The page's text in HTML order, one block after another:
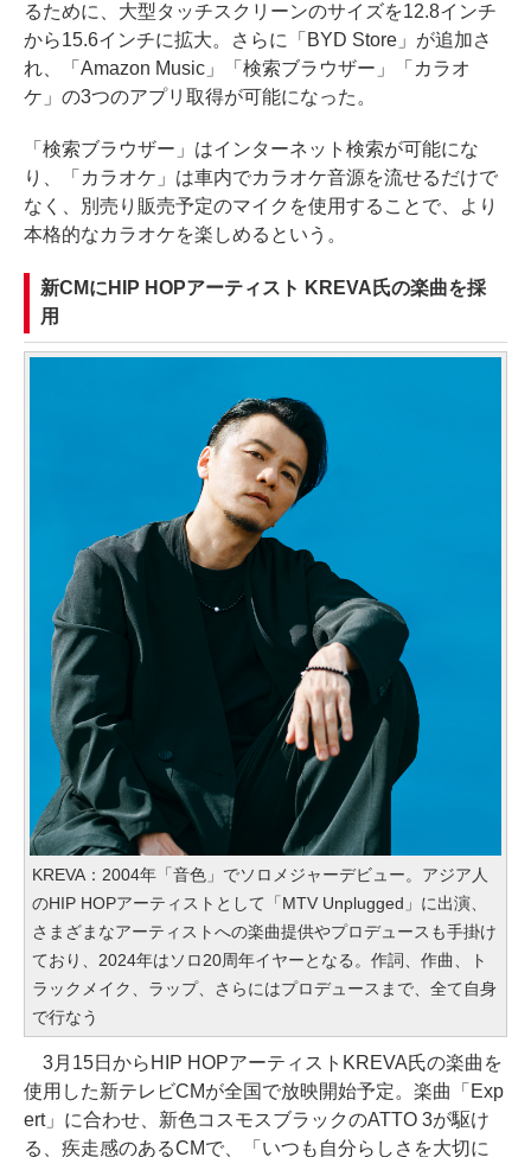
るために、大型タッチスクリーンのサイズを12.8インチ
から15.6インチに拡大。さらに「BYD Store」が追加さ
れ、「Amazon Music」「検索ブラウザー」「カラオ
ケ」の3つのアプリ取得が可能になった。
「検索ブラウザー」はインターネット検索が可能にな
り、「カラオケ」は車内でカラオケ音源を流せるだけで
なく、別売り販売予定のマイクを使用することで、より
本格的なカラオケを楽しめるという。
新CMにHIP HOPアーティスト KREVA氏の楽曲を採
用
KREVA：2004年「音色」でソロメジャーデビュー。アジア人
のHIP HOPアーティストとして「MTV Unplugged」に出演、
さまざまなアーティストへの楽曲提供やプロデュースも手掛け
ており、2024年はソロ20周年イヤーとなる。作詞、作曲、ト
ラックメイク、ラップ、さらにはプロデュースまで、全て自身
で行なう
3月15日からHIP HOPアーティストKREVA氏の楽曲を
使用した新テレビCMが全国で放映開始予定。楽曲「Exp
ert」に合わせ、新色コスモスブラックのATTO 3が駆け
る、疾走感のあるCMで、「いつも自分らしさを大切に